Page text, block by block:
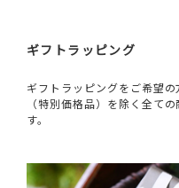
ギフトラッピング
ギフトラッピングをご希望
（特別価格品）を除く全て
す。